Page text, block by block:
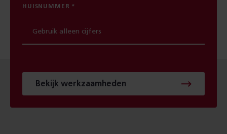
HUISNUMMER
Bekijk werkzaamheden